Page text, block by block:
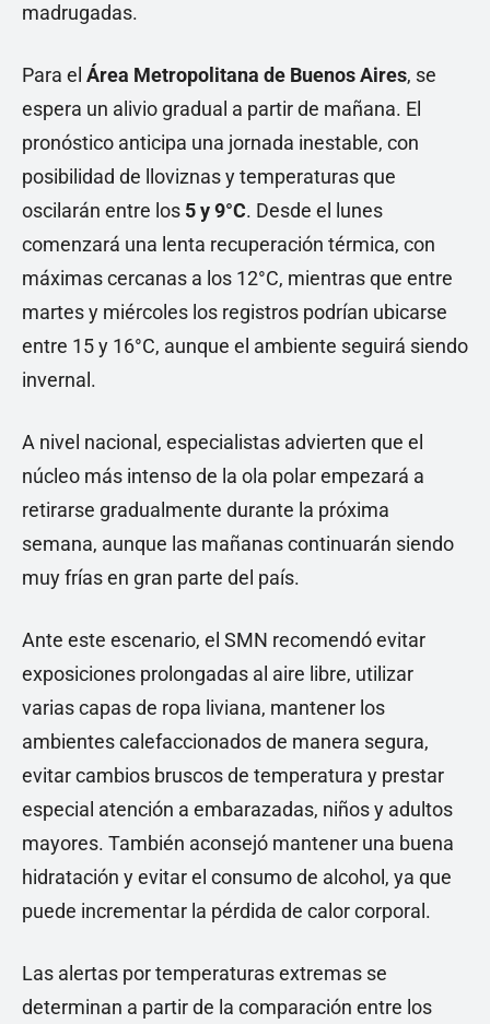
madrugadas.
Para el Área Metropolitana de Buenos Aires, se
espera un alivio gradual a partir de mañana. El
pronóstico anticipa una jornada inestable, con
posibilidad de lloviznas y temperaturas que
oscilarán entre los 5 y 9°C. Desde el lunes
comenzará una lenta recuperación térmica, con
máximas cercanas a los 12°C, mientras que entre
martes y miércoles los registros podrían ubicarse
entre 15 y 16°C, aunque el ambiente seguirá siendo
invernal.
A nivel nacional, especialistas advierten que el
núcleo más intenso de la ola polar empezará a
retirarse gradualmente durante la próxima
semana, aunque las mañanas continuarán siendo
muy frías en gran parte del país.
Ante este escenario, el SMN recomendó evitar
exposiciones prolongadas al aire libre, utilizar
varias capas de ropa liviana, mantener los
ambientes calefaccionados de manera segura,
evitar cambios bruscos de temperatura y prestar
especial atención a embarazadas, niños y adultos
mayores. También aconsejó mantener una buena
hidratación y evitar el consumo de alcohol, ya que
puede incrementar la pérdida de calor corporal.
Las alertas por temperaturas extremas se
determinan a partir de la comparación entre los